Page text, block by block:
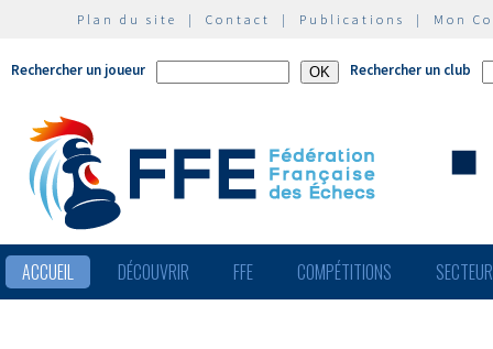
Plan du site | Contact | Publications | Mon
Rechercher un joueur Rechercher un club
ACCUEIL DÉCOUVRIR FFE COMPÉTITIONS